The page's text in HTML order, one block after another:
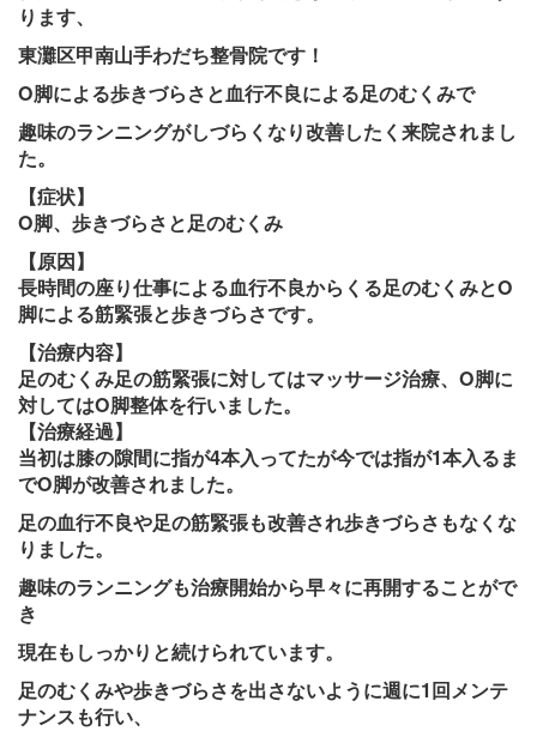
ります、
東灘区甲南山手わだち整骨院です！
O脚による歩きづらさと血行不良による足のむくみで
趣味のランニングがしづらくなり改善したく来院されまし
た。
【症状】
O脚、歩きづらさと足のむくみ
【原因】
長時間の座り仕事による血行不良からくる足のむくみとO
脚による筋緊張と歩きづらさです。
【治療内容】
足のむくみ足の筋緊張に対してはマッサージ治療、O脚に
対してはO脚整体を行いました。
【治療経過】
当初は膝の隙間に指が4本入ってたが今では指が1本入るま
でO脚が改善されました。
足の血行不良や足の筋緊張も改善され歩きづらさもなくな
りました。
趣味のランニングも治療開始から早々に再開することがで
き
現在もしっかりと続けられています。
足のむくみや歩きづらさを出さないように週に1回メンテ
ナンスも行い、